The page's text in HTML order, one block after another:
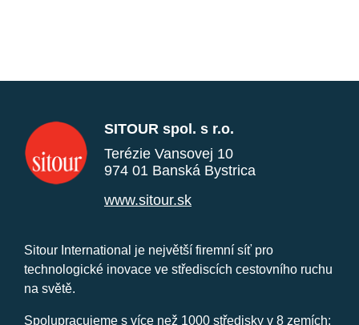
SITOUR spol. s r.o.
Terézie Vansovej 10
974 01 Banská Bystrica
www.sitour.sk
Sitour International je největší firemní síť pro
technologické inovace ve střediscích cestovního ruchu
na světě.
Spolupracujeme s více než 1000 středisky v 8 zemích: